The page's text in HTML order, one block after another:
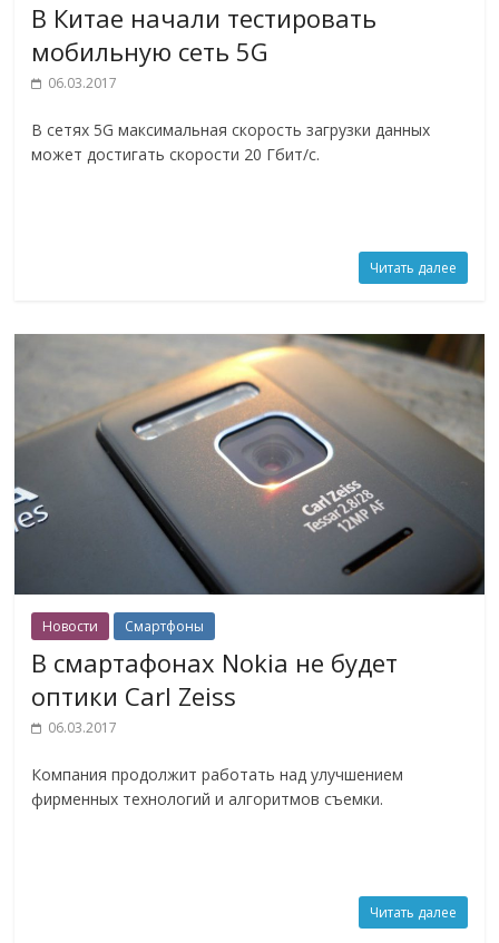
В Китае начали тестировать
мобильную сеть 5G
06.03.2017
В сетях 5G максимальная скорость загрузки данных
может достигать скорости 20 Гбит/с.
Читать далее
Новости Смартфоны
В смартафонах Nokia не будет
оптики Carl Zeiss
06.03.2017
Компания продолжит работать над улучшением
фирменных технологий и алгоритмов съемки.
Читать далее